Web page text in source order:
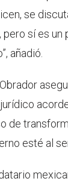
se
pero sí es
añadió.
de
esté al